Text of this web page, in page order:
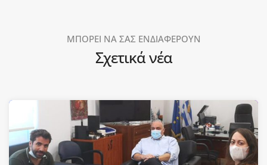
ΜΠΟΡΕΙ ΝΑ ΣΑΣ ΕΝΔΙΑΦΕΡΟΥΝ
Σχετικά νέα